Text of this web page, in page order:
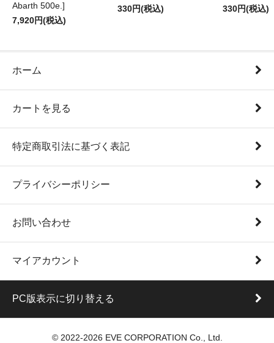
Abarth 500e.]
7,920円(税込)
330円(税込)
330円(税込)
ホーム
カートを見る
特定商取引法に基づく表記
プライバシーポリシー
お問い合わせ
マイアカウント
PC版表示に切り替える
© 2022-2026 EVE CORPORATION Co., Ltd.